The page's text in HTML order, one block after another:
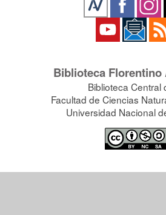
Biblioteca Florentino
Biblioteca Central
Facultad de Ciencias
Universidad Nacional